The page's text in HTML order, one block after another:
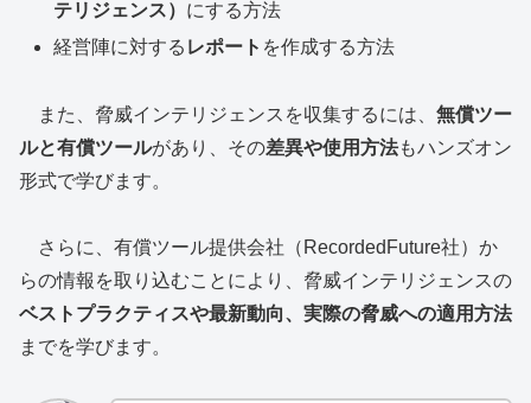
テリジェンス） にする方法
経営陣に対する レポート を作成する方法
また、脅威インテリジェンスを収集するには、 無償ツー
ルと有償ツールがあり、その差異や使用方法もハンズオン
形式で学びます。
さらに、有償ツール提供会社（RecordedFuture社）か
らの情報を取り込むことにより、脅威インテリジェンスの
ベストプラクティスや最新動向、実際の脅威への適用方法
までを学びます。